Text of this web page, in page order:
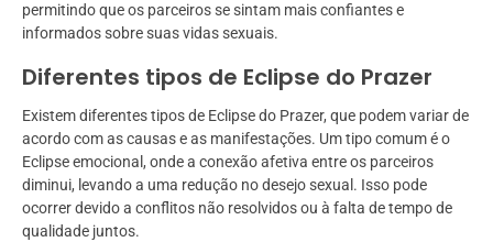
permitindo que os parceiros se sintam mais confiantes e
informados sobre suas vidas sexuais.
Diferentes tipos de Eclipse do Prazer
Existem diferentes tipos de Eclipse do Prazer, que podem variar de
acordo com as causas e as manifestações. Um tipo comum é o
Eclipse emocional, onde a conexão afetiva entre os parceiros
diminui, levando a uma redução no desejo sexual. Isso pode
ocorrer devido a conflitos não resolvidos ou à falta de tempo de
qualidade juntos.